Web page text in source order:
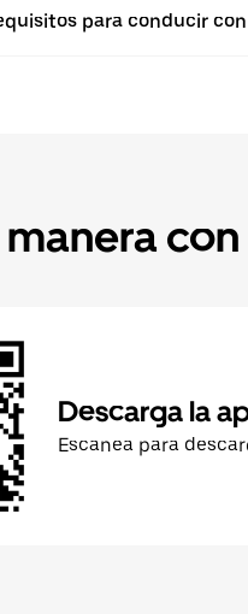
para conducir
Descarga la
Escanea para